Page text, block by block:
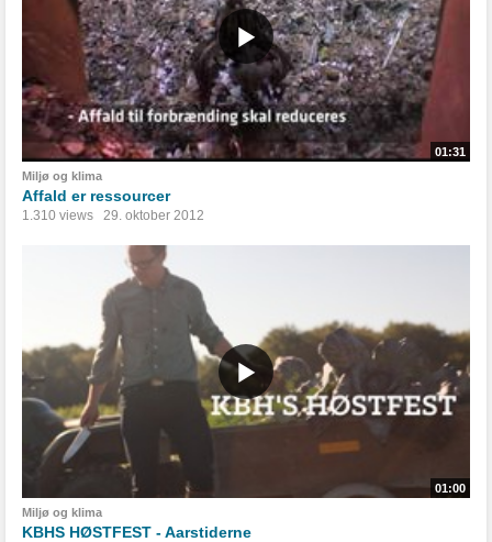
01:31
Miljø og klima
Affald er ressourcer
1.310 views 29. oktober 2012
01:00
Miljø og klima
KBHS HØSTFEST - Aarstiderne